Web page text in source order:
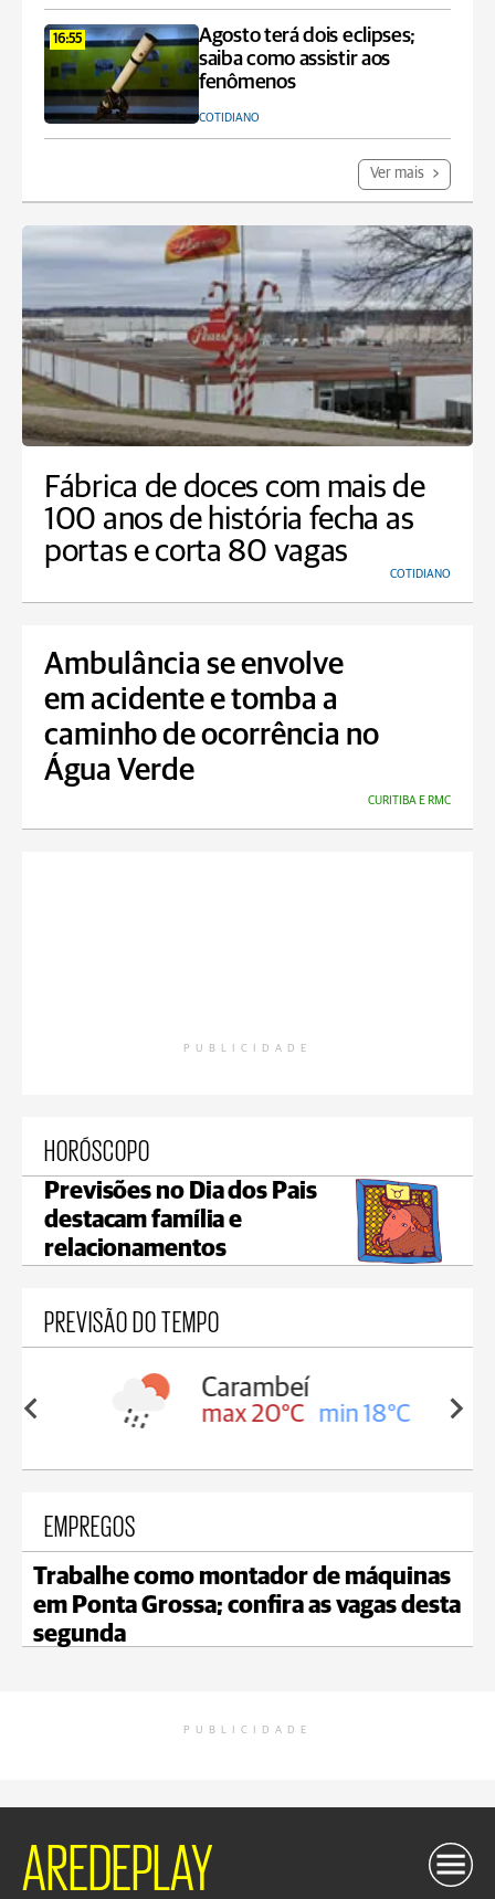
16:55
Agosto terá dois eclipses;
saiba como assistir aos
fenômenos
COTIDIANO
Ver mais
Fábrica de doces com mais de
100 anos de história fecha as
portas e corta 80 vagas
COTIDIANO
Ambulância se envolve
em acidente e tomba a
caminho de ocorrência no
Água Verde
CURITIBA E RMC
PUBLICIDADE
HORÓSCOPO
Previsões no Dia dos Pais
destacam família e
relacionamentos
PREVISÃO DO TEMPO
18°C
Carambeí
max 20°C min 18°C
EMPREGOS
Trabalhe como montador de máquinas
em Ponta Grossa; confira as vagas desta
segunda
PUBLICIDADE
AREDEPLAY